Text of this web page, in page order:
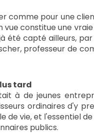
comme pour une
vue constitue une
été capté ailleurs,
professeur de
tard
à de jeunes
ordinaires d'y
vie, et l'essentiel
publics.